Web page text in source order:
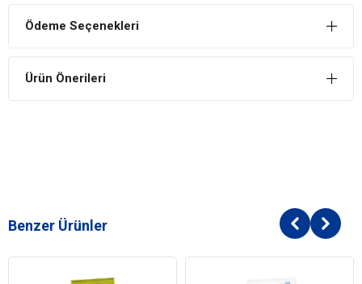
Ödeme Seçenekleri
Ürün Önerileri
Benzer Ürünler